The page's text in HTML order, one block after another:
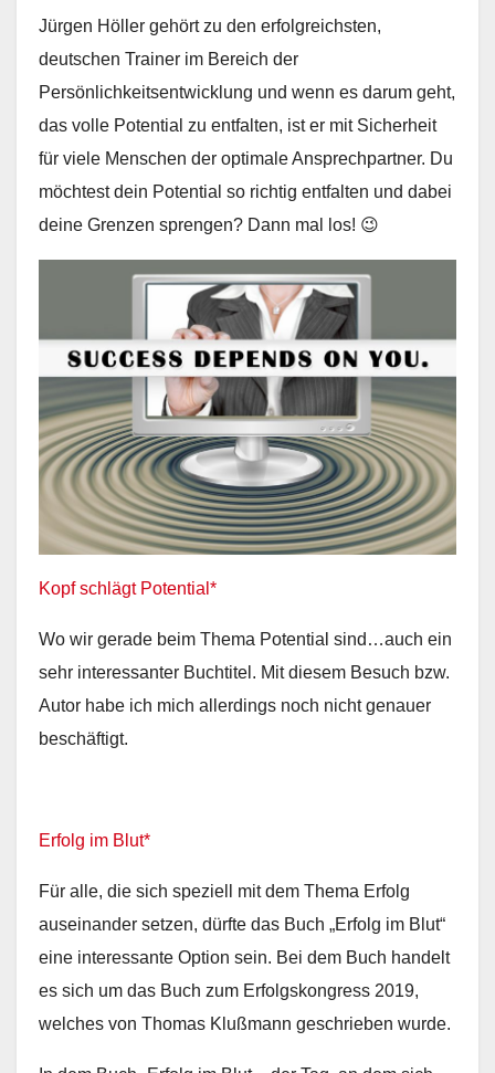
Jürgen Höller gehört zu den erfolgreichsten,
deutschen Trainer im Bereich der
Persönlichkeitsentwicklung und wenn es darum geht,
das volle Potential zu entfalten, ist er mit Sicherheit
für viele Menschen der optimale Ansprechpartner. Du
möchtest dein Potential so richtig entfalten und dabei
deine Grenzen sprengen? Dann mal los! 😉
Kopf schlägt Potential*
Wo wir gerade beim Thema Potential sind…auch ein
sehr interessanter Buchtitel. Mit diesem Besuch bzw.
Autor habe ich mich allerdings noch nicht genauer
beschäftigt.
Erfolg im Blut*
Für alle, die sich speziell mit dem Thema Erfolg
auseinander setzen, dürfte das Buch „Erfolg im Blut“
eine interessante Option sein. Bei dem Buch handelt
es sich um das Buch zum Erfolgskongress 2019,
welches von Thomas Klußmann geschrieben wurde.